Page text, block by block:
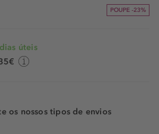
POUPE -23%
úteis
os nossos tipos de envios